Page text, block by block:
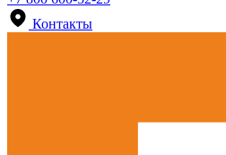
Контакты